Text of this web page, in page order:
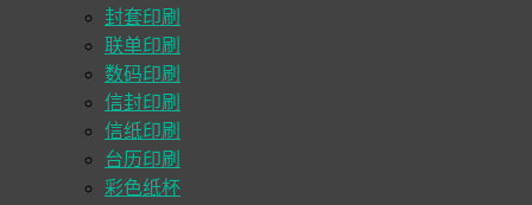
封套印刷
联单印刷
数码印刷
信封印刷
信纸印刷
台历印刷
彩色纸杯